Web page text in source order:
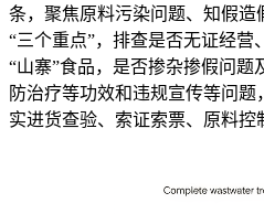
条，聚焦原料污染问题、知假造
“三个重点”，排查是否无证经营
“山寨”食品，是否掺杂掺假问题
防治疗等功效和违规宣传等问
实进货查验、索证索票、原料控